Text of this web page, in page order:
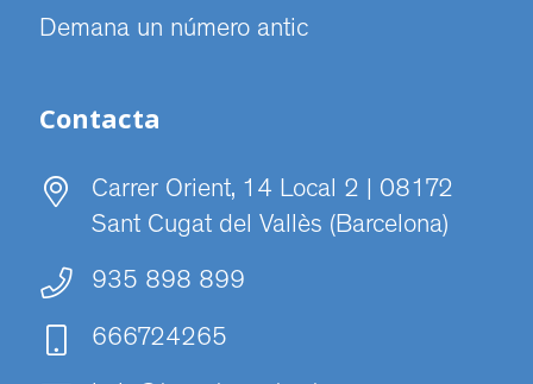
Demana un número antic
Contacta
Carrer Orient, 14 Local 2 | 08172
Sant Cugat del Vallès (Barcelona)
935 898 899
666724265